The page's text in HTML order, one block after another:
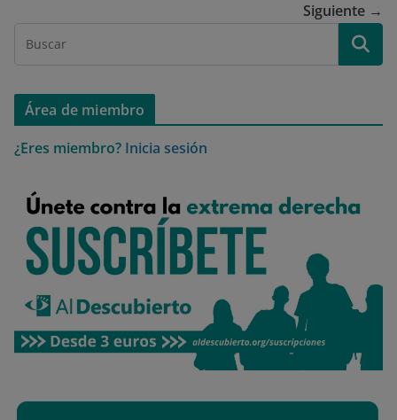
Siguiente →
Área de miembro
¿Eres miembro? Inicia sesión